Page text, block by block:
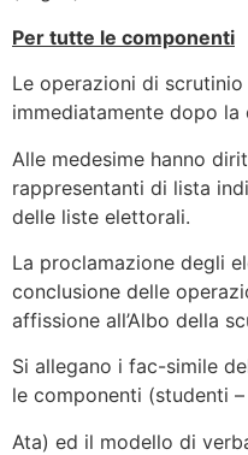
Per tutte le componenti
Le operazioni di
immediatamente dopo
Alle medesime hanno
rappresentanti di lista
delle liste elettorali.
La proclamazione degli
conclusione delle
affissione all’Albo della
Si allegano i fac-simile
le componenti (studenti
Ata) ed il modello di